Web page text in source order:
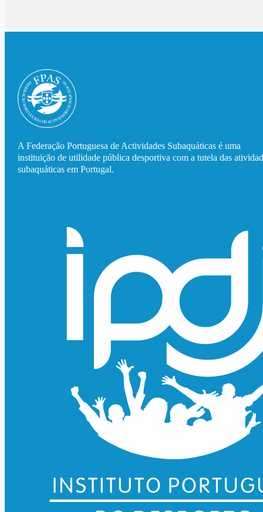
A Federação Portuguesa de Actividades Subaquáticas é uma
instituição de utilidade pública desportiva com a tutela das
subaquáticas em Portugal.